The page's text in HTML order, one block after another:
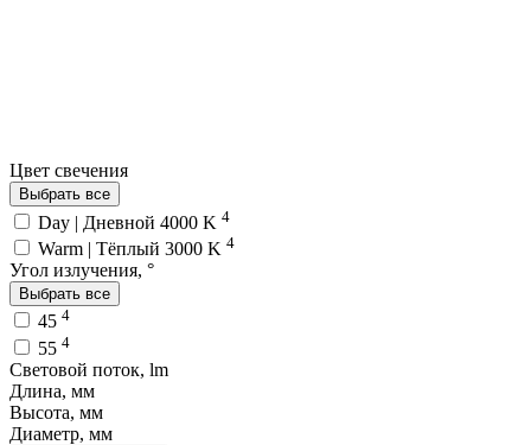
Цвет свечения
Выбрать все
Day | Дневной 4000 K 4
Warm | Тёплый 3000 K 4
Угол излучения, °
Выбрать все
45 4
55 4
Световой поток, lm
Длина, мм
Высота, мм
Диаметр, мм